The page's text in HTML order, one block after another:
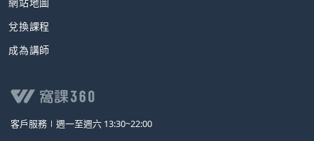
兌換課程
成為講師
客戶服務∣ 週一至週六 13:30~22:00